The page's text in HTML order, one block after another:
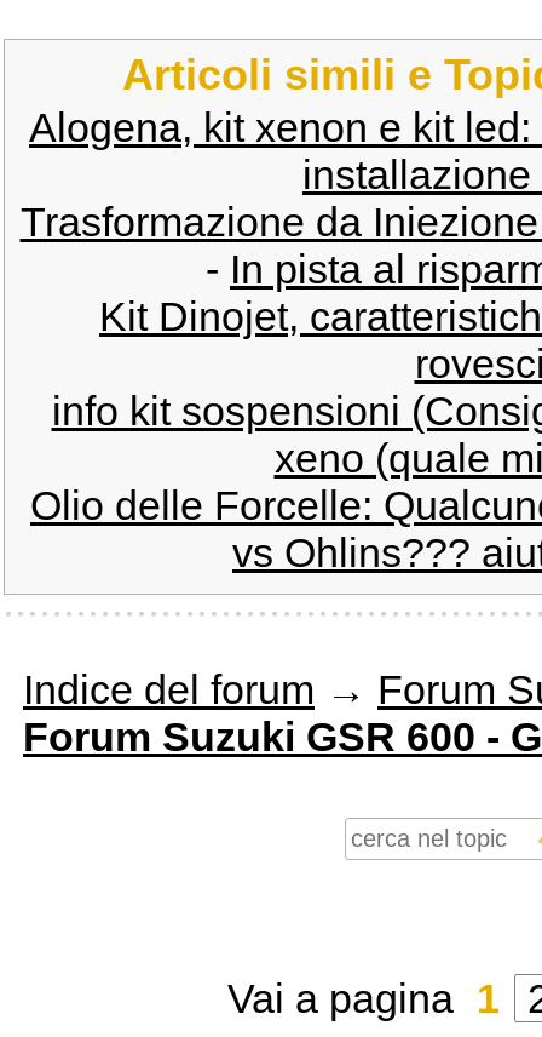
Articoli simili e
Alogena, kit xenon e kit
Trasformazione da
- In pista al
Kit Dinojet,
info kit sospensioni
xeno (quale
Olio delle Forcelle:
vs Ohlins???
Indice del forum → Forum
Forum Suzuki GSR 600 -
Vai a pagina 1